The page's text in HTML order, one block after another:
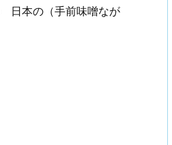
日本の（手前味噌なが